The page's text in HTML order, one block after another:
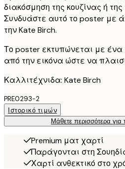
διακόσμηση της κουζίνας ή
Συνδυάστε αυτό το poster με
την Kate Birch.
Το poster εκτυπώνεται με ένα
από την εικόνα ώστε να
Καλλιτέχνιδα: Kate Birch
PRE0293-2
Ιστορικό τιμών
Μάθετε περισσότερα για
Premium ματ χαρτί
Παράγονται στη
Χαρτί ανθεκτικό στο